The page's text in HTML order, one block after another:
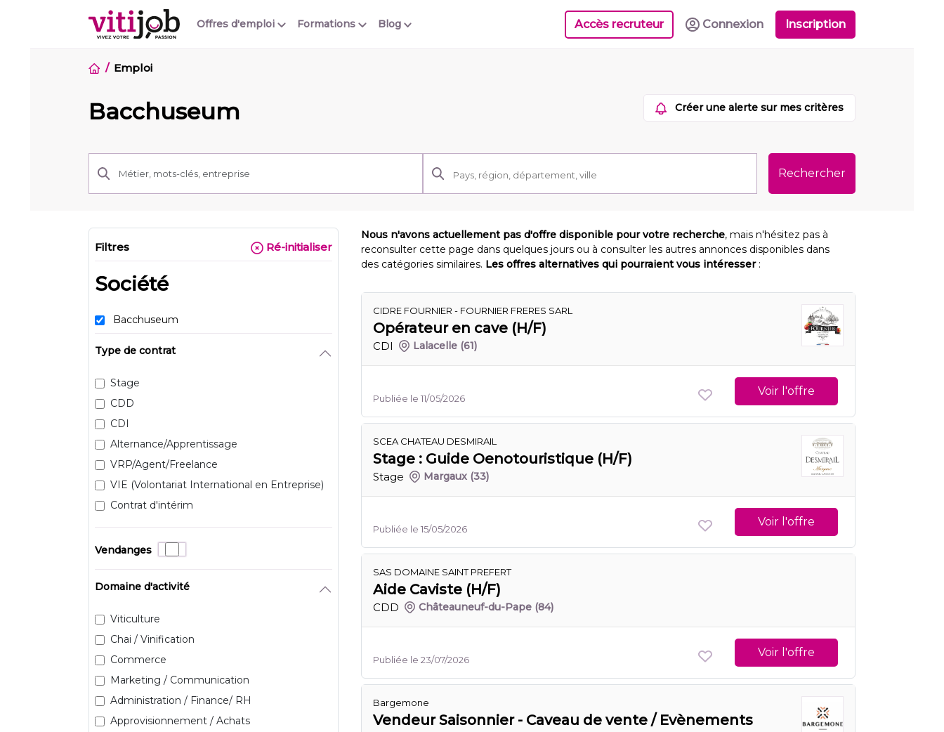
Offres d'emploi Blog
Formations Accès recruteur Connexion Inscription
Emploi
Bacchuseum Créer une alerte sur mes critères
Rechercher
Filtres Ré-initialiser
Société
Bacchuseum
Type de contrat
Stage
CDD
CDI
Alternance/Apprentissage
VRP/Agent/Freelance
VIE (Volontariat International en Entreprise)
Contrat d'intérim
Vendanges
Domaine d'activité
Viticulture
Chai / Vinification
Commerce
Marketing / Communication
Administration / Finance/ RH
Approvisionnement / Achats
Nous n'avons actuellement pas d'offre disponible pour votre recherche, mais n'hésitez pas à
reconsulter cette page dans quelques jours ou à consulter les autres annonces disponibles dans
des catégories similaires. Les offres alternatives qui pourraient vous intéresser:
CIDRE FOURNIER - FOURNIER FRERES SARL
Opérateur en cave (H/F)
CDI Lalacelle (61)
Publiée le 11/05/2026
Voir l'offre
SCEA CHATEAU DESMIRAIL
Stage : Guide Oenotouristique (H/F)
Stage Margaux (33)
Publiée le 15/05/2026
Voir l'offre
SAS DOMAINE SAINT PREFERT
Aide Caviste (H/F)
CDD Châteauneuf-du-Pape (84)
Publiée le 23/07/2026
Voir l'offre
Bargemone
Vendeur Saisonnier - Caveau de vente / Evènements